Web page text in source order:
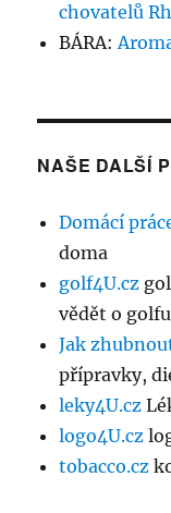
chovatelů
BÁRA:
NAŠE DALŠÍ
Domácí
doma
golf4U.cz
vědět o golfu
Jak
přípravky,
leky4U.cz
logo4U.cz
tobacco.cz